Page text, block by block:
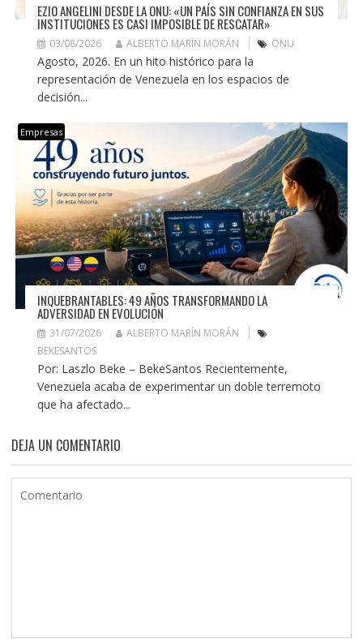
EZIO ANGELINI DESDE LA ONU: «UN PAÍS SIN CONFIANZA EN SUS
INSTITUCIONES ES CASI IMPOSIBLE DE RESCATAR»
03/08/2026 ALBERTO MARÍN MORÁN ONU
Agosto, 2026. En un hito histórico para la
representación de Venezuela en los espacios de
decisión...
Empresas
INQUEBRANTABLES: 49 AÑOS TRANSFORMANDO LA
ADVERSIDAD EN EVOLUCIÓN
31/07/2026
ALBERTO MARÍN MORÁN
BEKESANTOS
Por: Laszlo Beke – BekeSantos Recientemente,
Venezuela acaba de experimentar un doble terremoto
que ha afectado...
DEJA UN COMENTARIO